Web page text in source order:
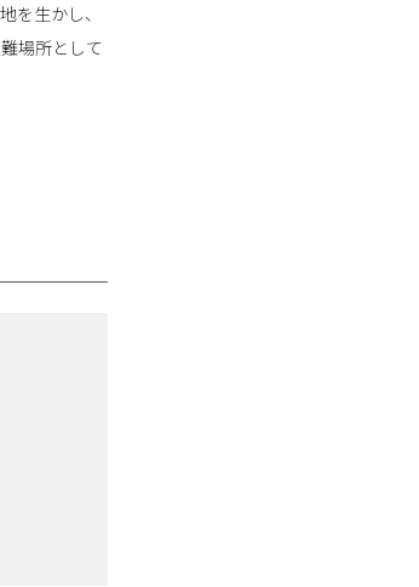
を生かし、
場所として